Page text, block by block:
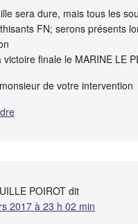
sera dure, mais tous les
FN; serons présents
victoire finale le MARINE LE
de votre intervention
POIROT dit
2017 à 23 h 02 min